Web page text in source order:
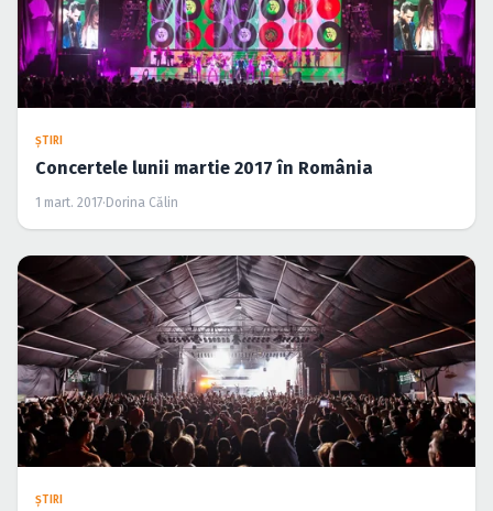
ŞTIRI
Concertele lunii martie 2017 în România
1 mart. 2017· Dorina Călin
ŞTIRI